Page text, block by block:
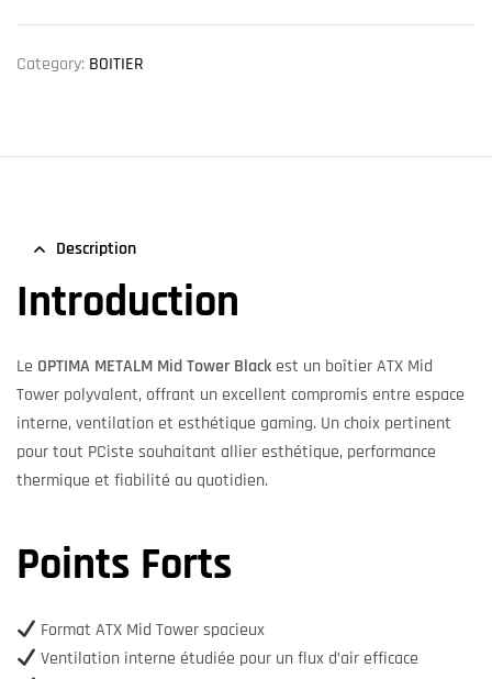
Category: BOITIER
Description
Introduction
Le OPTIMA METALM Mid Tower Black est un boîtier ATX Mid
Tower polyvalent, offrant un excellent compromis entre espace
interne, ventilation et esthétique gaming. Un choix pertinent
pour tout PCiste souhaitant allier esthétique, performance
thermique et fiabilité au quotidien.
Points Forts
Format ATX Mid Tower spacieux
Ventilation interne étudiée pour un flux d’air efficace